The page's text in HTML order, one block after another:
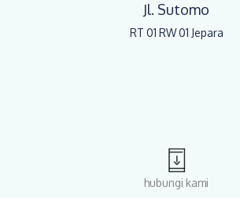
Jl. Sutomo
RT 01 RW 01 Jepara
hubungi kami